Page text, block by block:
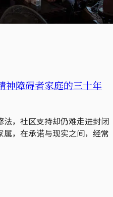
神障碍者家庭的三十年
，社区支持却仍难走进封闭
，在承诺与现实之间，经常